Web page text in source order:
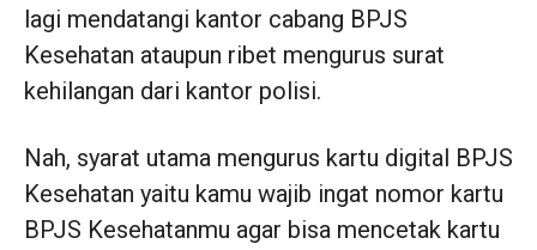
lagi mendatangi kantor cabang BPJS
Kesehatan ataupun ribet mengurus surat
kehilangan dari kantor polisi.
Nah, syarat utama mengurus kartu digital BPJS
Kesehatan yaitu kamu wajib ingat nomor kartu
BPJS Kesehatanmu agar bisa mencetak kartu